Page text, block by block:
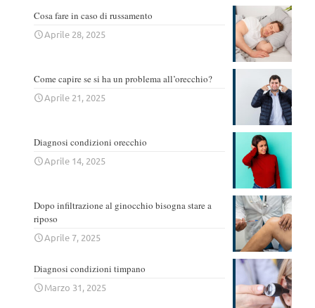
Cosa fare in caso di russamento
Aprile 28, 2025
Come capire se si ha un problema all’orecchio?
Aprile 21, 2025
Diagnosi condizioni orecchio
Aprile 14, 2025
Dopo infiltrazione al ginocchio bisogna stare a
riposo
Aprile 7, 2025
Diagnosi condizioni timpano
Marzo 31, 2025